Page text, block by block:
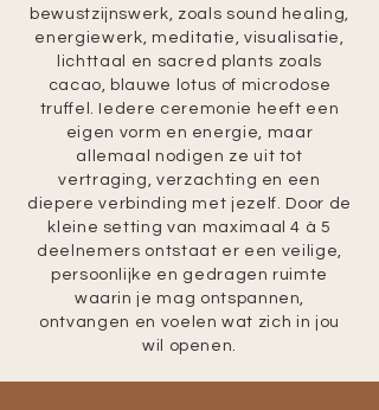
bewustzijnswerk, zoals sound healing,
energiewerk, meditatie, visualisatie,
lichttaal en sacred plants zoals
cacao, blauwe lotus of microdose
truffel. Iedere ceremonie heeft een
eigen vorm en energie, maar
allemaal nodigen ze uit tot
vertraging, verzachting en een
diepere verbinding met jezelf. Door de
kleine setting van maximaal 4 à 5
deelnemers ontstaat er een veilige,
persoonlijke en gedragen ruimte
waarin je mag ontspannen,
ontvangen en voelen wat zich in jou
wil openen.